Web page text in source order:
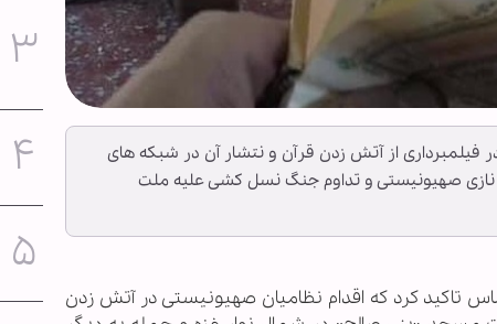
از آتش زدن قرآن و نتشار آن در شبکه های
نازی صهیونیستی و تداوم جنگ نسل کشی علیه ملت
تاکید کرد که اقدام نظامیان صهیونیستی در آتش زدن